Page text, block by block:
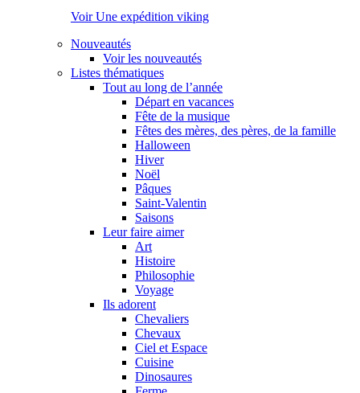
Voir Une expédition viking
Nouveautés
Voir les nouveautés
Listes thématiques
Tout au long de l’année
Départ en vacances
Fête de la musique
Fêtes des mères, des pères, de la famille
Halloween
Hiver
Noël
Pâques
Saint-Valentin
Saisons
Leur faire aimer
Art
Histoire
Philosophie
Voyage
Ils adorent
Chevaliers
Chevaux
Ciel et Espace
Cuisine
Dinosaures